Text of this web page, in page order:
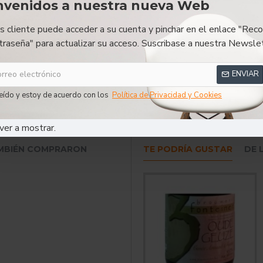
a nuestra nueva Web
cliente puede acceder a su cuenta y pinchar en el enlace
para actualizar su acceso. Suscribase a nuestra
ENVIAR
y estoy de acuerdo con los Política de Privacidad y Cookies
a mostrar.
DESCRIPCIÓN RESEÑAS
Cerveza Alemana
COMPRARON TE PODRÍA GUSTAR DE